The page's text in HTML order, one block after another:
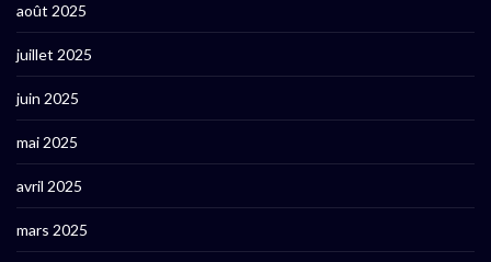
août 2025
juillet 2025
juin 2025
mai 2025
avril 2025
mars 2025